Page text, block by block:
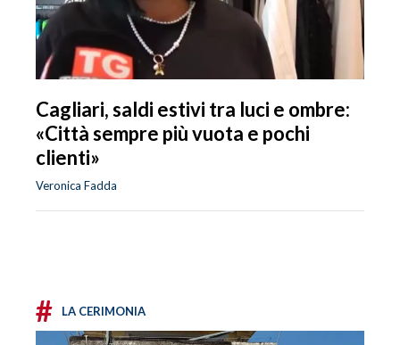
Cagliari, saldi estivi tra luci e ombre:
«Città sempre più vuota e pochi
clienti»
Veronica Fadda
# LA CERIMONIA